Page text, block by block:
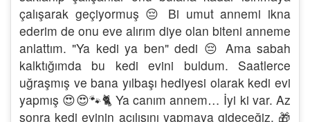
çalışarak geçiyormuş 😔 Bi umut annemi ikna
ederim de onu eve alırım diye olan biteni anneme
anlattım. "Ya kedi ya ben" dedi 😔 Ama sabah
kalktığımda bu kedi evini buldum. Saatlerce
uğraşmış ve bana yılbaşı hediyesi olarak kedi evi
yapmış 😍😍🐾🐈 Ya canım annem… İyi ki var. Az
sonra kedi evinin açılışını yapmaya gideceğiz. 🎁